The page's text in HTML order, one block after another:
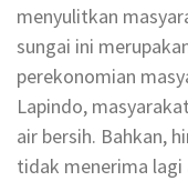
menyulitkan
sungai ini
perekonomian
Lapindo,
air bersih. Bahkan,
tidak menerima lagi